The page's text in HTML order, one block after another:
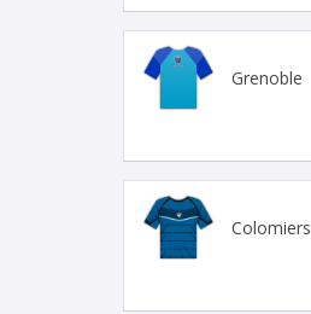
Grenoble
Colomiers